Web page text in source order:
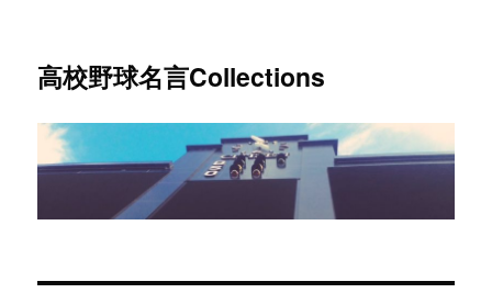
高校野球名言Collections